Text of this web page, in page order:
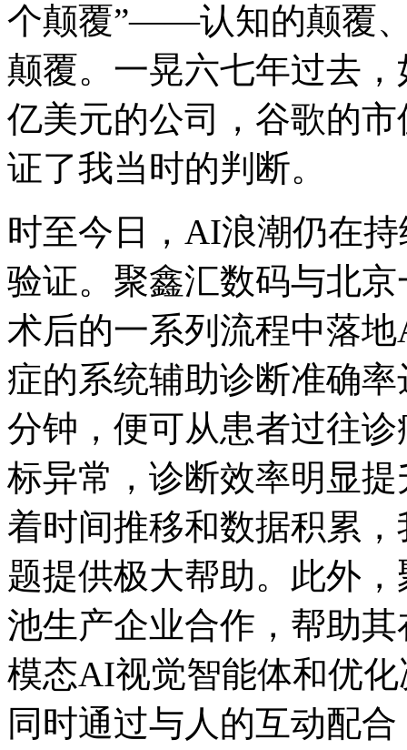
个颠覆”——认知的颠覆
颠覆。一晃六七年过去
亿美元的公司，谷歌的
证了我当时的判断。
时至今日，AI浪潮仍在
验证。聚鑫汇数码与北京
术后的一系列流程中落地
症的系统辅助诊断准确率
分钟，便可从患者过
标异常，诊断效率明显
着时间推移和数据积累
题提供极大帮助。此外
池生产企业合作，帮助
模态AI视觉智能体和优化
同时通过与人的互动配合